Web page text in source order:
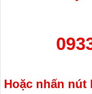
Hoặc nhấn nút